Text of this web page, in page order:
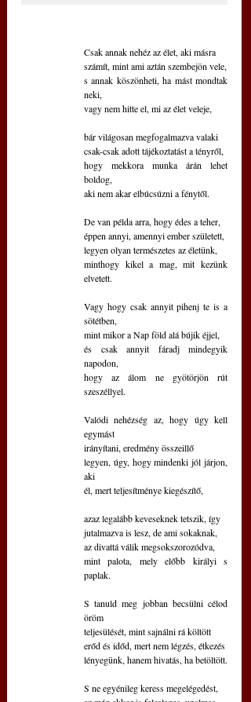
Csak annak nehéz az élet, aki másra
számít, mint ami aztán szembejön vele,
s annak köszönheti, ha mást mondtak
neki,
vagy nem hitte el, mi az élet veleje,
bár világosan megfogalmazva valaki
csak-csak adott tájékoztatást a tényről,
hogy mekkora munka árán lehet
boldog,
aki nem akar elbúcsúzni a fénytől.
De van példa arra, hogy édes a teher,
éppen annyi, amennyi ember született,
legyen olyan természetes az életünk,
minthogy kikel a mag, mit kezünk
elvetett.
Vagy hogy csak annyit pihenj te is a
sötétben,
mint mikor a Nap föld alá bújik éjjel,
és csak annyit fáradj mindegyik
napodon,
hogy az álom ne gyötörjön rút
szeszéllyel.
Valódi nehézség az, hogy úgy kell
egymást
irányítani, eredmény összeillő
legyen, úgy, hogy mindenki jól járjon,
aki
él, mert teljesítménye kiegészítő,
azaz legalább keveseknek tetszik, így
jutalmazva is lesz, de ami sokaknak,
az divattá válik megsokszorozódva,
mint palota, mely előbb királyi s
paplak.
S tanuld meg jobban becsülni célod
öröm
teljesülését, mint sajnálni rá költött
erőd és időd, mert nem légzés, étkezés
lényegünk, hanem hivatás, ha betöltött.
S ne egyénileg keress megelégedést,